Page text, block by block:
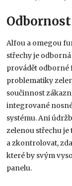
Alfou a omegou
střechy je
provádět odborné
problematiky
součinnost
integrované
systému. Ani
zelenou střechu
a zkontrolovat,
které by svým
panelu.